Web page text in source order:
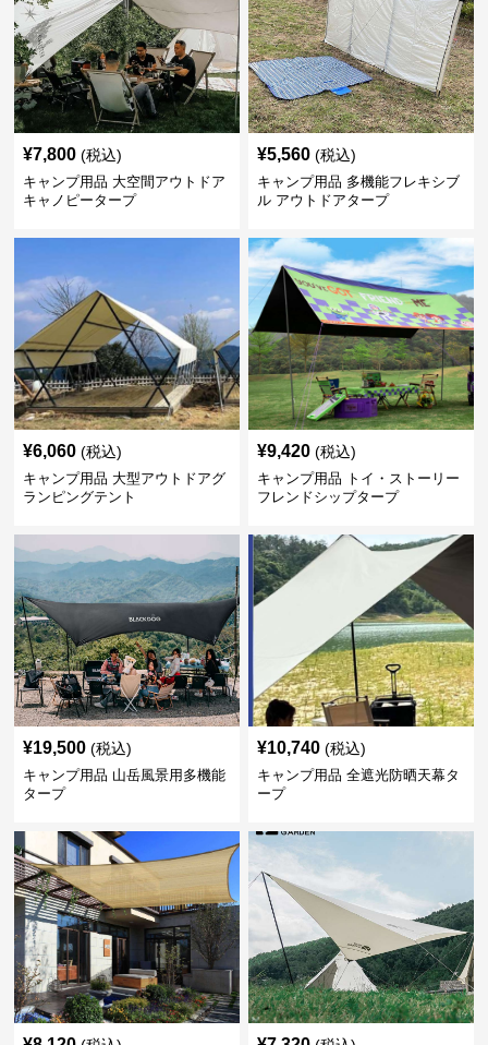
¥7,800 (税込)
キャンプ用品 大空間アウトドア
キャノピータープ
¥5,560 (税込)
キャンプ用品 多機能フレキシブ
ル アウトドアタープ
¥6,060 (税込)
キャンプ用品 大型アウトドアグ
ランピングテント
¥9,420 (税込)
キャンプ用品 トイ・ストーリー
フレンドシップタープ
¥19,500 (税込)
キャンプ用品 山岳風景用多機能
タープ
¥10,740 (税込)
キャンプ用品 全遮光防晒天幕タ
ープ